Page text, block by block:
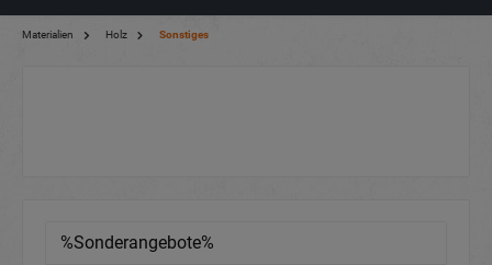
Materialien Holz Sonstiges
%Sonderangebote%